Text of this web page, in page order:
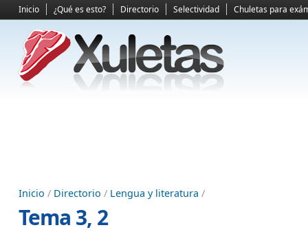
Inicio ¿Qué es esto? Directorio Selectividad Chuletas para
Inicio / Directorio / Lengua y literatura /
Tema 3, 2